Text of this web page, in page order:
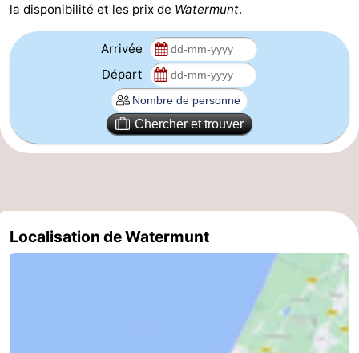
Hollands
Duin
Noordwijk
-
Scheveningen
-
Haye
Rotterdam
-
la disponibilité et les prix de Watermunt.
Arrivée
Départ
Chercher et trouver
Localisation de Watermunt